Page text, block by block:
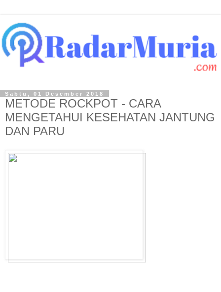
Sabtu, 01 Desember 2018
METODE ROCKPOT - CARA
MENGETAHUI KESEHATAN JANTUNG
DAN PARU